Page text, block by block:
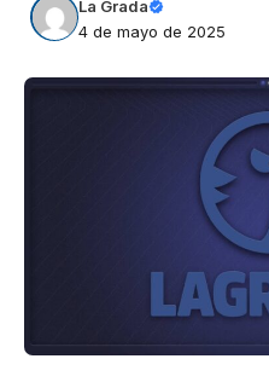
La Grada
4 de mayo de 2025